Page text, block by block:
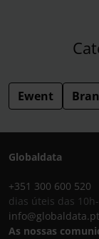
Ewent
Globaldata
+351 300 600 520
dias úteis das
info@globaldata.pt
As nossas